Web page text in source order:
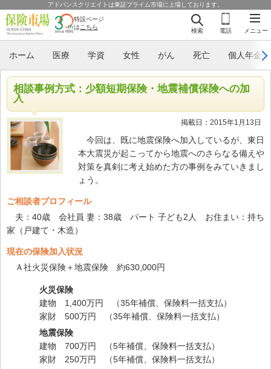
アドバンスクリエイトは東証プライム市場に上場しております。
メニュー
検索 電話
特設ページ
は こちら
ホーム 医療 学資 女性 がん 死亡 個人年金
相談事例方式：少額短期保険・地震補償保険への加
入
掲載日：2015年1月13日
今回は、既に地震保険へ加入しているが、東日
本大震災が起こってから地震へのさらなる備えや
対策を真剣に考え始めた方の事例をみていきまし
ょう。
ご相談者プロフィール
夫：40歳 会社員 妻：38歳 パート 子ども2人 お住まい：持ち
家（戸建て・木造）
現在の保険加入状況
Ａ社火災保険＋地震保険 約630,000円
火災保険
建物 1,400万円 （35年補償、保険料一括支払）
家財 500万円 （35年補償、保険料一括支払）
地震保険
建物 700万円 （5年補償、保険料一括支払）
家財 250万円 （5年補償、保険料一括支払）